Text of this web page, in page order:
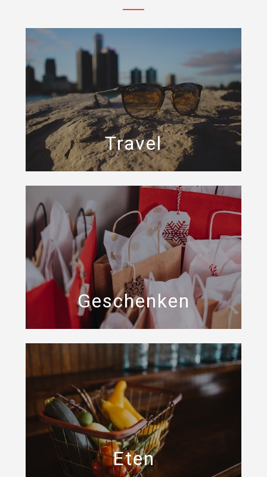
Travel
Geschenken
Eten